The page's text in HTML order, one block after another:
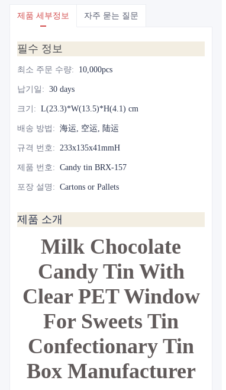
제품 세부정보 자주 묻는 질문
필수 정보
최소 주문 수량: 10,000pcs
납기일 : 30 days
크기 : L(23.3)*W(13.5)*H(4.1) cm
배송 방법 : 海运, 空运, 陆运
규격 번호: 233x135x41mmH
제품 번호: Candy tin BRX-157
포장 설명 : Cartons or Pallets
제품 소개
Milk Chocolate
Candy Tin With
Clear PET Window
For Sweets Tin
Confectionary Tin
Box Manufacturer